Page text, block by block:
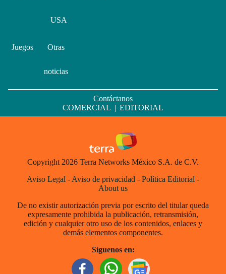
USA
Juegos Otras
noticias
Contáctanos
COMERCIAL | EDITORIAL
Copyright 2026 Terra Networks México S.A. de C.V.
Aviso Legal - Aviso de privacidad - Política Editorial -
About us
De no existir autorización previa por escrito del titular queda
expresamente prohibida la publicación, retransmisión,
edición y cualquier otro uso de los contenidos, enlaces y
demás elementos componentes.
Síguenos en: